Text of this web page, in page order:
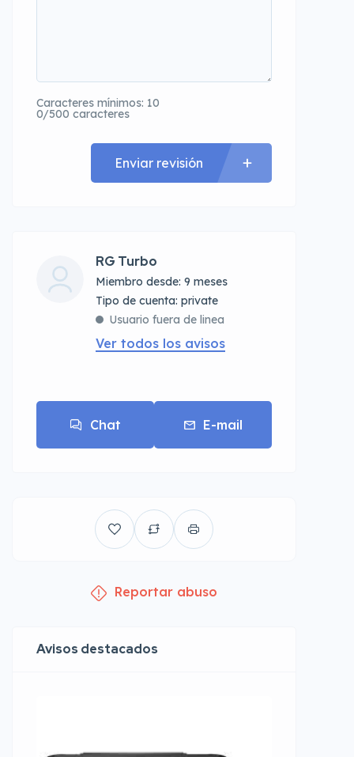
Caracteres mínimos: 10
0/500 caracteres
Enviar revisión
RG Turbo
Miembro desde: 9 meses
tipo de cuenta: private
Usuario fuera de linea
Ver todos los avisos
Chat E-mail
Reportar abuso
Avisos destacados